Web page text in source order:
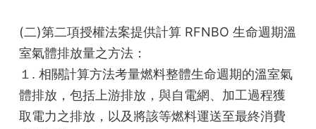
(二)第二項授權法案提供計算 RFNBO 生命週期溫
室氣體排放量之方法：
１. 相關計算方法考量燃料整體生命週期的溫室氣
體排放，包括上游排放，與自電網、加工過程獲
取電力之排放，以及將該等燃料運送至最終消費